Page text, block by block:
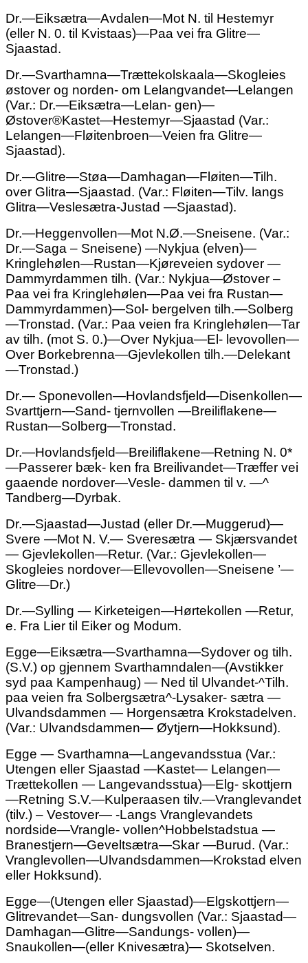
Dr.—Eiksætra—Avdalen—Mot N. til Hestemyr
(eller N. 0. til Kvistaas)—Paa vei fra Glitre—
Sjaastad.
Dr.—Svarthamna—Trættekolskaala—Skogleies
østover og norden- om Lelangvandet—Lelangen
(Var.: Dr.—Eiksætra—Lelan- gen)—
Østover®Kastet—Hestemyr—Sjaastad (Var.:
Lelangen—Fløitenbroen—Veien fra Glitre—
Sjaastad).
Dr.—Glitre—Støa—Damhagan—Fløiten—Tilh.
over Glitra—Sjaastad. (Var.: Fløiten—Tilv. langs
Glitra—Veslesætra-Justad —Sjaastad).
Dr.—Heggenvollen—Mot N.Ø.—Sneisene. (Var.:
Dr.—Saga – Sneisene) —Nykjua (elven)—
Kringlehølen—Rustan—Kjøreveien sydover —
Dammyrdammen tilh. (Var.: Nykjua—Østover –
Paa vei fra Kringlehølen—Paa vei fra Rustan—
Dammyrdammen)—Sol- bergelven tilh.—Solberg
—Tronstad. (Var.: Paa veien fra Kringlehølen—Tar
av tilh. (mot S. 0.)—Over Nykjua—El- levovollen—
Over Borkebrenna—Gjevlekollen tilh.—Delekant
—Tronstad.)
Dr.— Sponevollen—Hovlandsfjeld—Disenkollen—
Svarttjern—Sand- tjernvollen —Breiliflakene—
Rustan—Solberg—Tronstad.
Dr.—Hovlandsfjeld—Breiliflakene—Retning N. 0*
—Passerer bæk- ken fra Breilivandet—Træffer vei
gaaende nordover—Vesle- dammen til v. —^
Tandberg—Dyrbak.
Dr.—Sjaastad—Justad (eller Dr.—Muggerud)—
Svere —Mot N. V.— Sveresætra — Skjærsvandet
— Gjevlekollen—Retur. (Var.: Gjevlekollen—
Skogleies nordover—Ellevovollen—Sneisene ’—
Glitre—Dr.)
Dr.—Sylling — Kirketeigen—Hørtekollen —Retur,
e. Fra Lier til Eiker og Modum.
Egge—Eiksætra—Svarthamna—Sydover og tilh.
(S.V.) op gjennem Svarthamndalen—(Avstikker
syd paa Kampenhaug) — Ned til Ulvandet-^Tilh.
paa veien fra Solbergsætra^-Lysaker- sætra —
Ulvandsdammen — Horgensætra Krokstadelven.
(Var.: Ulvandsdammen— Øytjern—Hokksund).
Egge — Svarthamna—Langevandsstua (Var.:
Utengen eller Sjaastad —Kastet— Lelangen—
Trættekollen — Langevandsstua)—Elg- skottjern
—Retning S.V.—Kulperaasen tilv.—Vranglevandet
(tilv.) – Vestover— -Langs Vranglevandets
nordside—Vrangle- volIen^Hobbelstadstua —
Branestjern—Geveltsætra—Skar —Burud. (Var.:
Vranglevollen—Ulvandsdammen—Krokstad elven
eller Hokksund).
Egge—(Utengen eller Sjaastad)—Elgskottjern—
Glitrevandet—San- dungsvollen (Var.: Sjaastad—
Damhagan—Glitre—Sandungs- vollen)—
Snaukollen—(eller Knivesætra)— Skotselven.